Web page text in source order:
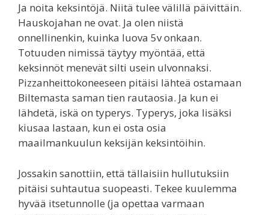
Ja noita keksintöjä. Niitä tulee välillä päivittäin.
Hauskojahan ne ovat. Ja olen niistä
onnellinenkin, kuinka luova 5v onkaan.
Totuuden nimissä täytyy myöntää, että
keksinnöt menevät silti usein ulvonnaksi.
Pizzanheittokoneeseen pitäisi lähteä ostamaan
Biltemasta saman tien rautaosia. Ja kun ei
lähdetä, iskä on typerys. Typerys, joka lisäksi
kiusaa lastaan, kun ei osta osia
maailmankuulun keksijän keksintöihin.
Jossakin sanottiin, että tällaisiin hullutuksiin
pitäisi suhtautua suopeasti. Tekee kuulemma
hyvää itsetunnolle (ja opettaa varmaan